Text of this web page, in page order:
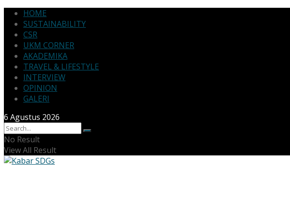
HOME
SUSTAINABILITY
CSR
UKM CORNER
AKADEMIKA
TRAVEL & LIFESTYLE
INTERVIEW
OPINION
GALERI
6 Agustus 2026
No Result
View All Result